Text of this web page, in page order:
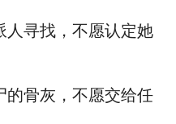
人寻找，不愿认定她
的骨灰，不愿交给任